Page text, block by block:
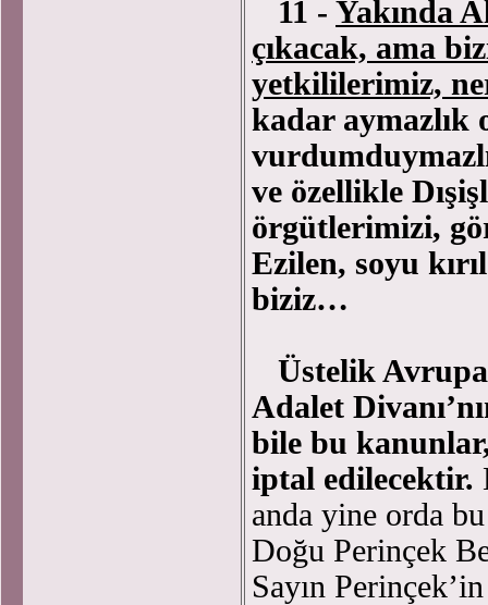
11 - Yakında
çıkacak, ama
yetkililerimiz,
kadar aymazlık
ve özellikle
örgütlerimizi,
Ezilen, soyu
biziz…
Üstelik
Adalet
bile bu
iptal edilecektir.
anda yine orda
Doğu Perinçek
Sayın